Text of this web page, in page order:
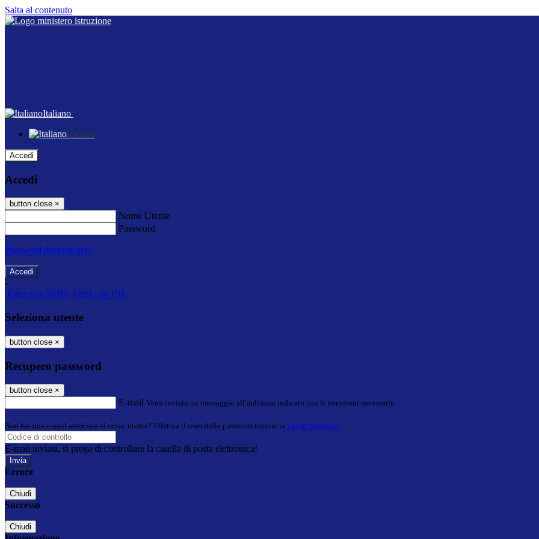
Salta al contenuto
Italiano
Italiano
Accedi
Accedi
button close ×
Nome Utente
Password
Password dimenticata?
-
Entra con SPID Entra con CIE
Seleziona utente
button close ×
Recupero password
button close ×
E-mail Verrà inviato un messaggio all'indirizzo indicato con le istruzioni necessarie.
Non hai una e-mail associata al nome utente? Effettua il reset della password tramite la Login Spaggiari
E-mail inviata, si prega di controllare la casella di posta elettronica!
Errore
Chiudi
Successo
Chiudi